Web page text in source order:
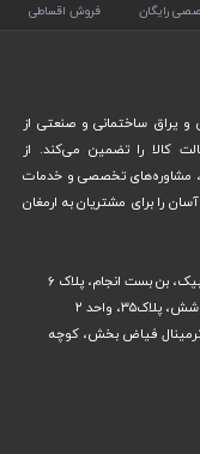
رایگان فروش اقساطی
برقی، دستی و یراق ساختمانی و صنعتی از
کالا را تضمین می‌کند. از
رقابتی، مشاوره‌های تخصصی و خدمات
را برای مشتریان به ارمغان
بن بست انجام، پلاک 6
واحد ۲
ترمینال فیاض بخش، کوچه